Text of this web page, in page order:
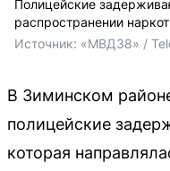
Полицейские
распространении
Источник: «МВД38» /
В Зиминском
полицейские
которая